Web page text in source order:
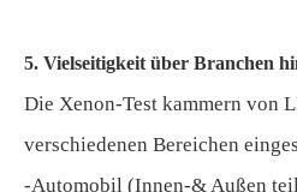
5. Vielseitigkeit über Branchen
Die Xenon-Test kammern von
verschiedenen Bereichen
-Automobil (Innen-& Außen